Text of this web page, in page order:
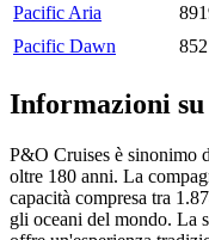
Pacific Aria
Pacific Dawn
Informazioni
P&O Cruises è sinonimo
oltre 180 anni. La
capacità compresa tra
gli oceani del mondo. La